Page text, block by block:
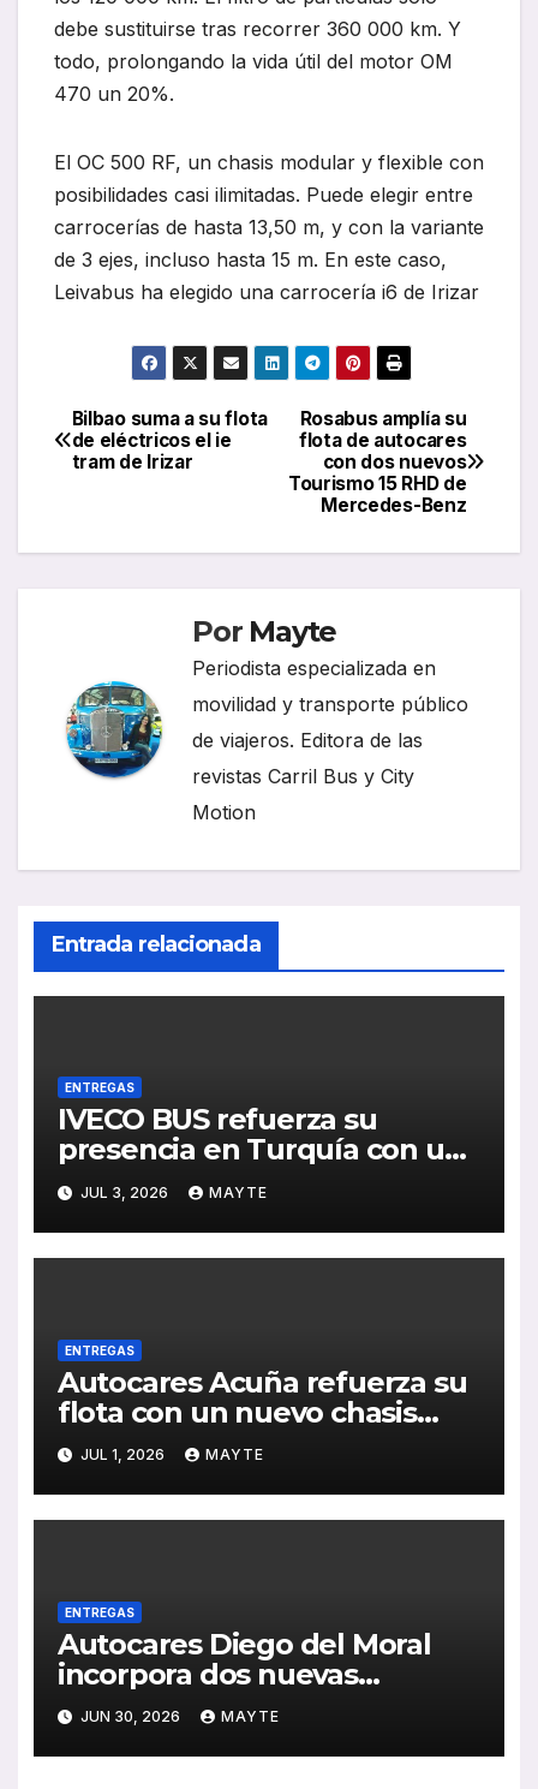
debe sustituirse tras recorrer 360 000 km. Y
todo, prolongando la vida útil del motor OM
470 un 20%.
El OC 500 RF, un chasis modular y flexible con
posibilidades casi ilimitadas. Puede elegir entre
carrocerías de hasta 13,50 m, y con la variante
de 3 ejes, incluso hasta 15 m. En este caso,
Leivabus ha elegido una carrocería i6 de Irizar
Navegación
de
Rosabus amplía su
flota de autocares
con dos nuevos
Tourismo 15 RHD de
Mercedes-Benz
Bilbao suma a su flota
de eléctricos el ie
tram de Irizar
Por Mayte
Periodista especializada en
movilidad y transporte público
de viajeros. Editora de las
revistas Carril Bus y City
Motion
Entrada relacionada
ENTREGAS
IVECO BUS refuerza su
presencia en Turquía con un
pedido de 20 autobuses
articulados STREETWAY
JUL 3, 2026 MAYTE
ENTREGAS
Autocares Acuña refuerza su
flota con un nuevo chasis
Mercedes-Benz de última
generación
JUL 1, 2026 MAYTE
ENTREGAS
Autocares Diego del Moral
incorpora dos nuevas
unidades King Long C10 Hi-
Tech para reforzar su flota
JUN 30, 2026 MAYTE